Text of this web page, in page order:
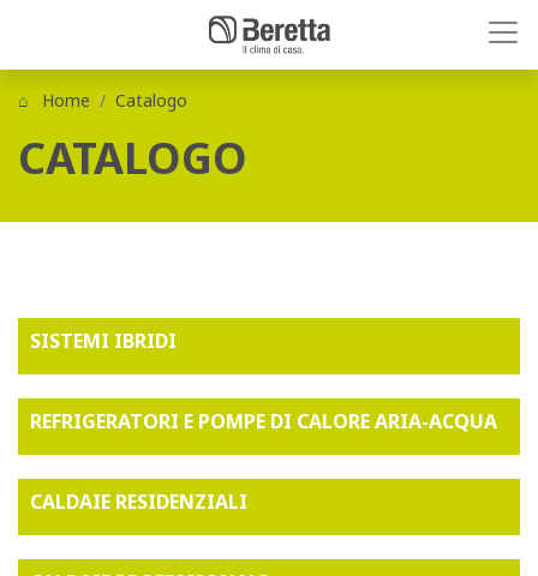
Home Catalogo
CATALOGO
SISTEMI IBRIDI
REFRIGERATORI E POMPE DI CALORE ARIA-ACQUA
CALDAIE RESIDENZIALI